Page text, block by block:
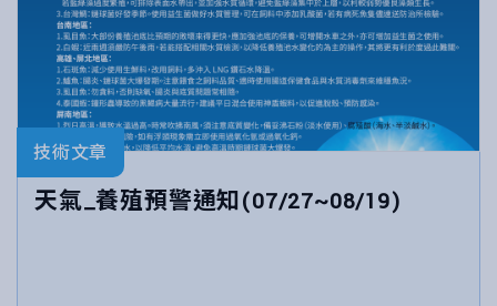
技術文章
天氣_養殖預警通知(07/27~08/19)